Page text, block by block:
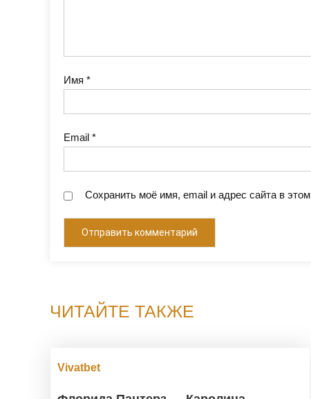
Имя *
Email *
Сохранить моё имя, email и адрес сайта в
ЧИТАЙТЕ ТАКЖЕ
Vivatbet